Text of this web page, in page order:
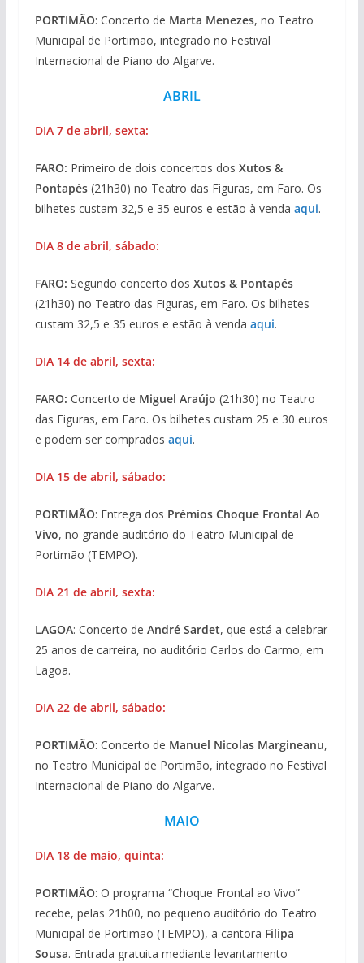
PORTIMÃO: Concerto de Marta Menezes, no Teatro
Municipal de Portimão, integrado no Festival
Internacional de Piano do Algarve.
ABRIL
DIA 7 de abril, sexta:
FARO: Primeiro de dois concertos dos Xutos &
Pontapés(21h30) no Teatro das Figuras, em Faro. Os
bilhetes custam 32,5 e 35 euros e estão à venda aqui.
DIA 8 de abril, sábado:
FARO: Segundo concerto dos Xutos & Pontapés
(21h30) no Teatro das Figuras, em Faro. Os bilhetes
custam 32,5 e 35 euros e estão à venda aqui.
DIA 14 de abril, sexta:
FARO: Concerto de Miguel Araújo (21h30) no Teatro
das Figuras, em Faro. Os bilhetes custam 25 e 30 euros
e podem ser comprados aqui.
DIA 15 de abril, sábado:
PORTIMÃO: Entrega dos Prémios Choque Frontal Ao
Vivo, no grande auditório do Teatro Municipal de
Portimão (TEMPO).
DIA 21 de abril, sexta:
LAGOA: Concerto de André Sardet, que está a celebrar
25 anos de carreira, no auditório Carlos do Carmo, em
Lagoa.
DIA 22 de abril, sábado:
PORTIMÃO: Concerto de Manuel Nicolas Margineanu,
no Teatro Municipal de Portimão, integrado no Festival
Internacional de Piano do Algarve.
MAIO
DIA 18 de maio, quinta:
PORTIMÃO: O programa “Choque Frontal ao Vivo”
recebe, pelas 21h00, no pequeno auditório do Teatro
Municipal de Portimão (TEMPO), a cantora Filipa
Sousa. Entrada gratuita mediante levantamento